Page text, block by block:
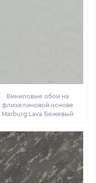
Виниловые обои на
флизелиновой основе
Marburg Lava Бежевый